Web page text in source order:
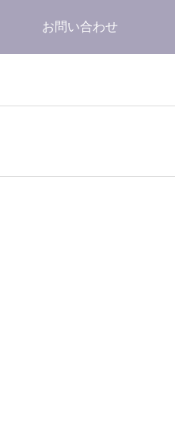
お問い合わせ